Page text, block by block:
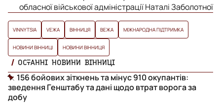
обласної військової адміністрації Наталі Заболотної
VINNYTSIA VЕЖА ВІННИЦЯ ВЕЖА МІЖНАРОДНА ПІДТРИМКА
НОВИНИ ВІННИЦІ НОВИНИ ВІННИЦЯ
ОСТАННІ НОВИНИ ВІННИЦІ
156 бойових зіткнень та мінус 910 окупантів:
зведення Генштабу та дані щодо втрат ворога за
добу